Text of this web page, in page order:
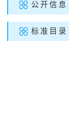
公开信息
标准目录